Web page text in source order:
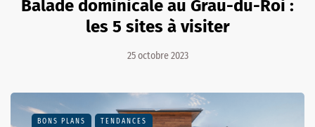
Balade dominicale au Grau-du-Roi :
les 5 sites à visiter
25 octobre 2023
BONS PLANS TENDANCES